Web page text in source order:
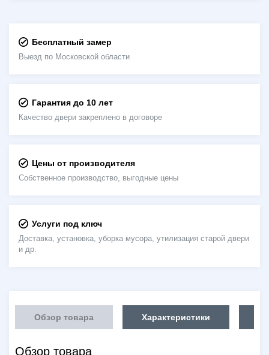
Бесплатный замер
Выезд по Московской области
Гарантия до 10 лет
Качество двери закреплено в договоре
Цены от производителя
Собственное производство, выгодные цены
Услуги под ключ
Доставка, установка, уборка мусора, утилизация старой двери
и др.
Обзор товара Характеристики
Обзор товара